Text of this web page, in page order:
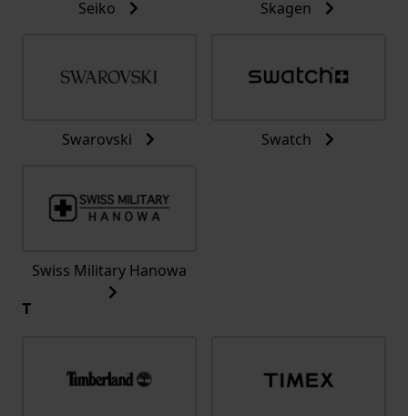
Seiko Skagen
Swarovski Swatch
Swiss Military Hanowa
T